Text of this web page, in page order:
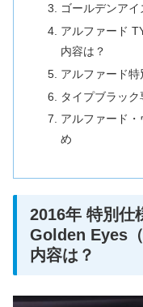
ゴールデンア
アルファード
内容は？
アルファード特
タイプブラッ
アルファード
め
2016年 特別仕
Golden Eyes
内容は？